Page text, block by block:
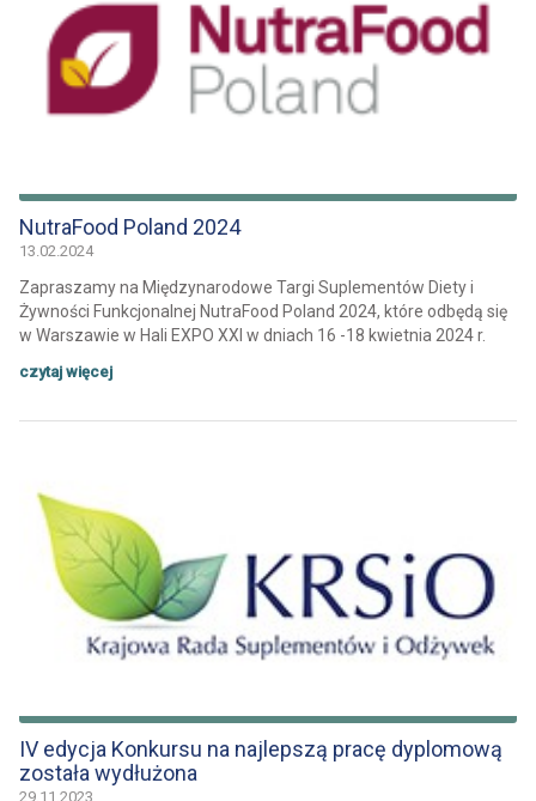
NutraFood Poland 2024
13.02.2024
Zapraszamy na Międzynarodowe Targi Suplementów Diety i
Żywności Funkcjonalnej NutraFood Poland 2024, które odbędą się
w Warszawie w Hali EXPO XXI w dniach 16 -18 kwietnia 2024 r.
czytaj więcej
IV edycja Konkursu na najlepszą pracę dyplomową
została wydłużona
29.11.2023